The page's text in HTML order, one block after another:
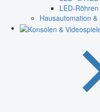
LED-Röhren
Hausautomation